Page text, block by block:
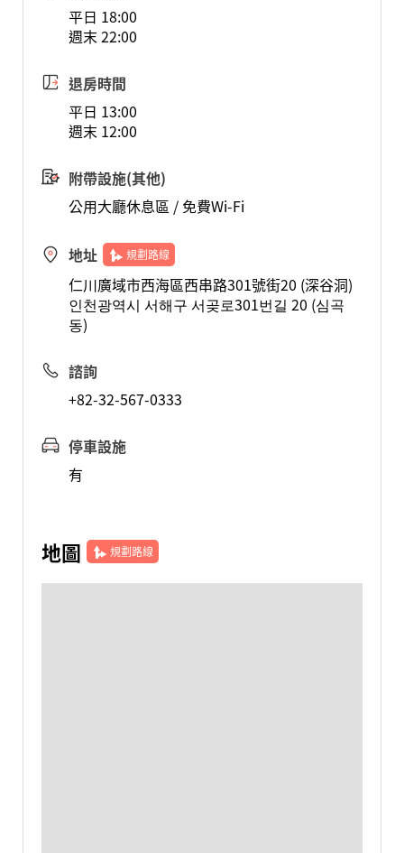
平日 18:00
週末 22:00
退房時間
平日 13:00
週末 12:00
附帶設施(其他)
公用大廳休息區 / 免費Wi-Fi
地址 規劃路線
仁川廣域市西海區西串路301號街20 (深谷洞)
인천광역시 서해구 서곶로301번길 20 (심곡
동)
諮詢
+82-32-567-0333
停車設施
有
地圖 規劃路線